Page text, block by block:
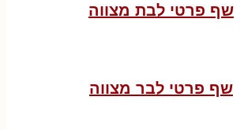
שף פרטי לבת מצווה
שף פרטי לבר מצווה